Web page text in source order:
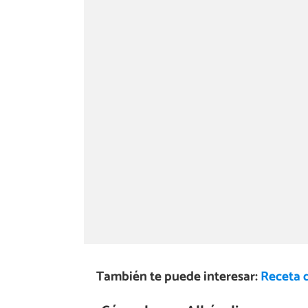
También te puede interesar:Receta